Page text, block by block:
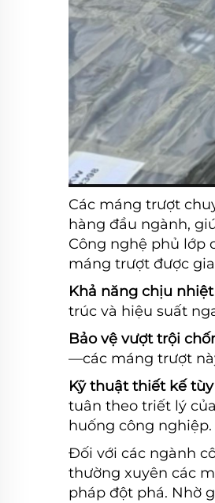
Các máng trượt
hàng đầu ngành,
Công nghệ phủ lớp
máng trượt được
Khả năng chịu
trúc và hiệu suất
Bảo vệ vượt trội
—các máng trượt
Kỹ thuật thiết kế
tuân theo triết lý
huống công nghiệp.
Đối với các ngành
thường xuyên các
pháp đột phá. Nhờ